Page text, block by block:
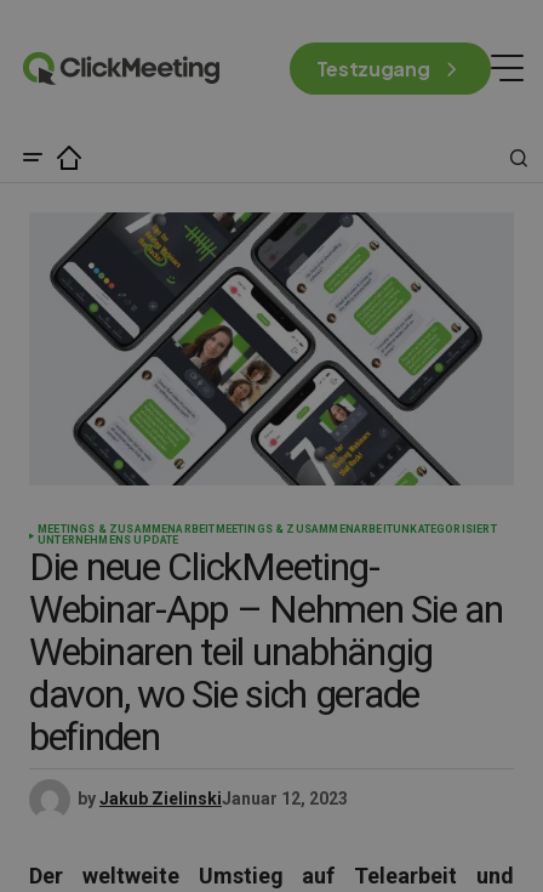
Testzugang
MEETINGS & ZUSAMMENARBEIT MEETINGS & ZUSAMMENARBEITUNKATEGORISIERT
UNTERNEHMENS UPDATE
Die neue ClickMeeting-
Webinar-App – Nehmen Sie an
Webinaren teil unabhängig
davon, wo Sie sich gerade
befinden
byJakub ZielinskiJanuar 12, 2023
Der weltweite Umstieg auf Telearbeit und